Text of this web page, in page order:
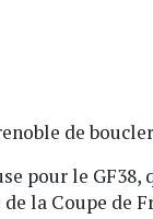
de
pour le
la Coupe de